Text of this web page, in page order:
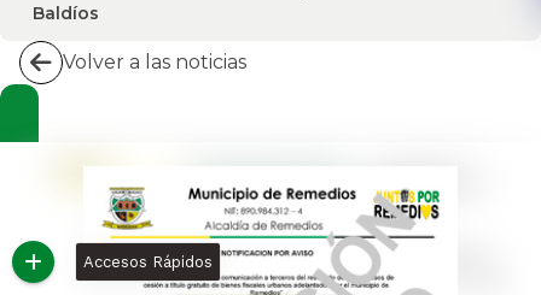
Baldíos
Volver a las noticias
Accesos Rápidos